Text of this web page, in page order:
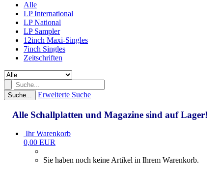
Alle
LP International
LP National
LP Sampler
12inch Maxi-Singles
7inch Singles
Zeitschriften
Suche... Erweiterte Suche
Alle Schallplatten und Magazine sind auf Lager!
Ihr Warenkorb
0,00 EUR
Sie haben noch keine Artikel in Ihrem Warenkorb.